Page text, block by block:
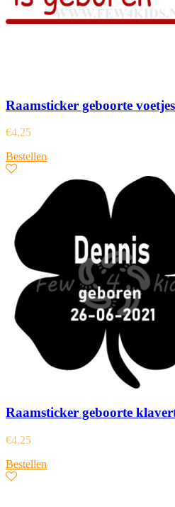
Raamsticker geboorte voetjes
€4,25
Bestellen
Raamsticker geboorte
€4,25
Bestellen